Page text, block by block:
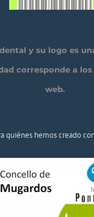
y su logo es
corresponde a
web.
quiénes hemos creado